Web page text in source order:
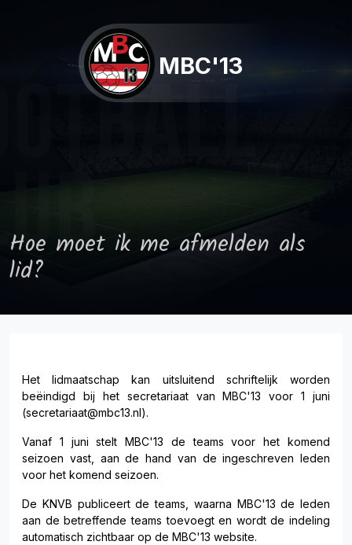
MBC'13
Hoe moet ik me afmelden als
lid?
Het lidmaatschap kan uitsluitend schriftelijk worden
beëindigd bij het secretariaat van MBC'13 voor 1 juni
(secretariaat@mbc13.nl).
Vanaf 1 juni stelt MBC'13 de teams voor het komend
seizoen vast, aan de hand van de ingeschreven leden
voor het komend seizoen.
De KNVB publiceert de teams, waarna MBC'13 de leden
aan de betreffende teams toevoegt en wordt de indeling
automatisch zichtbaar op de MBC'13 website.